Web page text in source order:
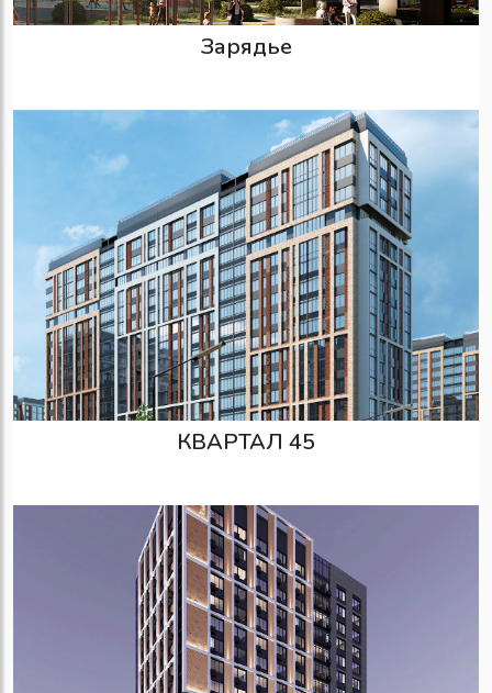
Зарядье
КВАРТАЛ 45